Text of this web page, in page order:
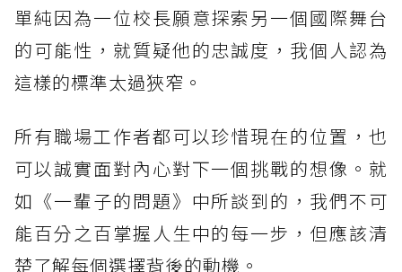
單純因為一位校長願意探索另一個國際舞台
的可能性，就質疑他的忠誠度，我個人認為
這樣的標準太過狹窄。
所有職場工作者都可以珍惜現在的位置，也
可以誠實面對內心對下一個挑戰的想像。就
如《一輩子的問題》中所談到的，我們不可
能百分之百掌握人生中的每一步，但應該清
楚了解每個選擇背後的動機。